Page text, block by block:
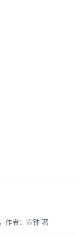
作者：宣钟 著